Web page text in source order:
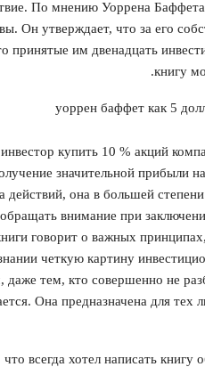
По мнению Уоррена
Он утверждает, что за его
принятые им двенадцать
книгу
купить 10 % акций
значительной прибыли
действий, она в большей
внимание при
говорит о важных
четкую картину
тем, кто совершенно не
Она предназначена для тех
всегда хотел написать книгу